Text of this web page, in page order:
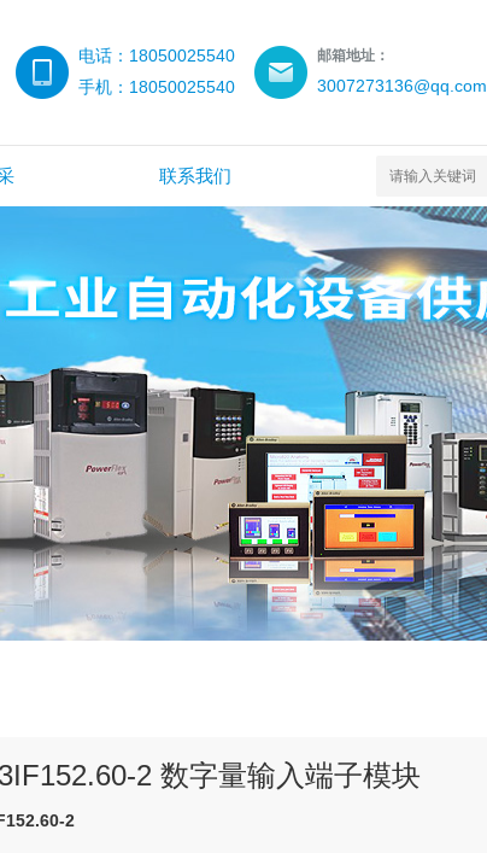
邮箱地址：
3007273136@qq.com
电话：18050025540
手机：18050025540
联系我们
2 数字量输入端子模块
2